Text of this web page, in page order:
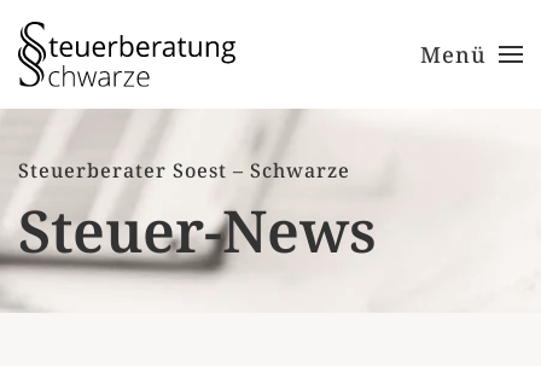
Zum Hauptinhalt springen Menü
Steuerberater Soest – Schwarze
Steuer-News